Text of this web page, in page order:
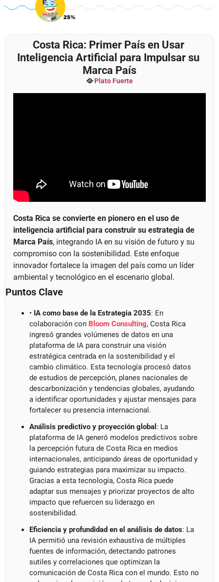
Costa Rica: Primer País en Usar
Inteligencia Artificial para Impulsar su
Marca País
🥘 Plato Fuerte
Costa Rica se convierte en pionero en el uso de
inteligencia artificial para construir su estrategia de
Marca País, integrando IA en su visión de futuro y su
compromiso con la sostenibilidad. Este enfoque
innovador fortalece la imagen del país como un líder
ambiental y tecnológico en el escenario global.
Puntos Clave
• IA como base de la Estrategia 2035: En
colaboración con Bloom Consulting, Costa Rica
ingresó grandes volúmenes de datos en una
plataforma de IA para construir una visión
estratégica centrada en la sostenibilidad y el
cambio climático. Esta tecnología procesó datos
de estudios de percepción, planes nacionales de
descarbonización y tendencias globales, ayudando
a identificar oportunidades y ajustar mensajes para
fortalecer su presencia internacional.
Análisis predictivo y proyección global : La
plataforma de IA generó modelos predictivos sobre
la percepción futura de Costa Rica en medios
internacionales, anticipando áreas de oportunidad y
guiando estrategias para maximizar su impacto.
Gracias a esta tecnología, Costa Rica puede
adaptar sus mensajes y priorizar proyectos de alto
impacto que refuercen su liderazgo en
sostenibilidad.
Eficiencia y profundidad en el análisis de datos: La
IA permitió una revisión exhaustiva de múltiples
fuentes de información, detectando patrones
sutiles y correlaciones que optimizan la
comunicación de Costa Rica con el mundo. Esto no